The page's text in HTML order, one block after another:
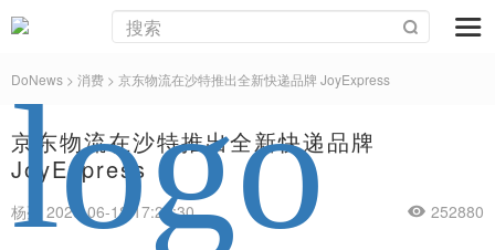
DoNews > 消费 > 京东物流在沙特推出全新快递品牌 JoyExpress
京东物流在沙特推出全新快递品牌
JoyExpress
杨亮 2025-06-18 17:24:30 252880